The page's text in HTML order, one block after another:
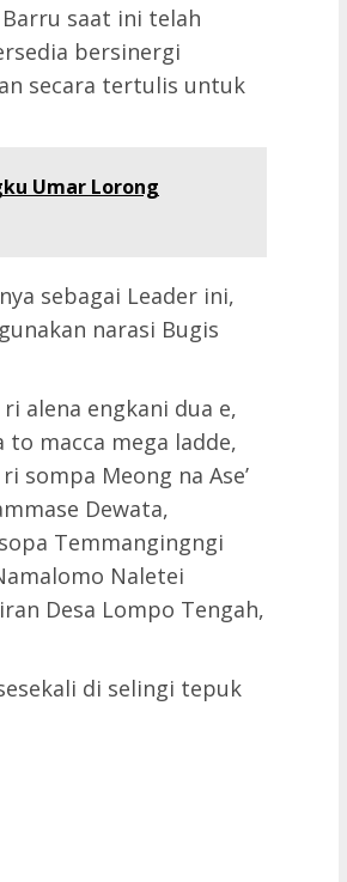
saat ini telah
bersinergi
secara tertulis untuk
Umar Lorong
sebagai Leader ini,
narasi Bugis
alena engkani dua e,
to macca mega ladde,
sompa Meong na Ase’
Dewata,
Temmangingngi
Naletei
Desa Lompo Tengah,
di selingi tepuk